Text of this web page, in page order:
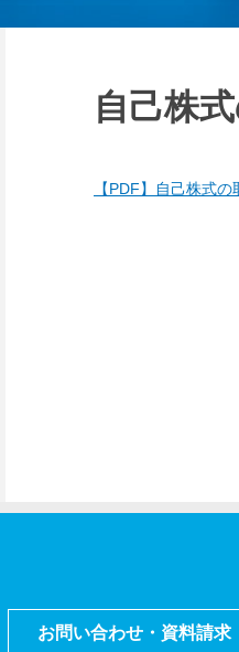
自己株
【PDF】自己株式
お問い合わせ・資料請求